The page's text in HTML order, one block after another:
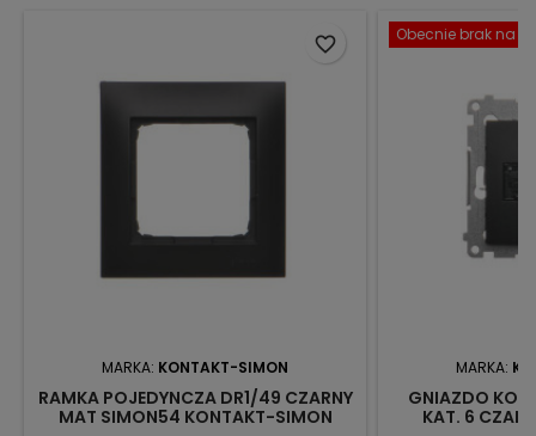
MARKA: KONTAKT-SIMON
RAMKA POJEDYNCZA DR1/49 CZARNY
MAT SIMON54 KONTAKT-SIMON
favorite_border Obecnie brak na
MARKA:
GNIAZDO
KAT. 6